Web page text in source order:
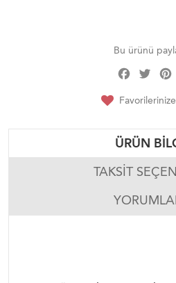
Bu ürünü
Facebook
ÜRÜN
TAKSIT